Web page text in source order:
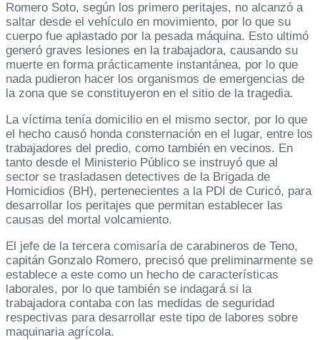
Romero Soto, según los primero peritajes, no alcanzó a
saltar desde el vehículo en movimiento, por lo que su
cuerpo fue aplastado por la pesada máquina. Esto ultimó
generó graves lesiones en la trabajadora, causando su
muerte en forma prácticamente instantánea, por lo que
nada pudieron hacer los organismos de emergencias de
la zona que se constituyeron en el sitio de la tragedia.
La víctima tenía domicilio en el mismo sector, por lo que
el hecho causó honda consternación en el lugar, entre los
trabajadores del predio, como también en vecinos. En
tanto desde el Ministerio Público se instruyó que al
sector se trasladasen detectives de la Brigada de
Homicidios (BH), pertenecientes a la PDI de Curicó, para
desarrollar los peritajes que permitan establecer las
causas del mortal volcamiento.
El jefe de la tercera comisaría de carabineros de Teno,
capitán Gonzalo Romero, precisó que preliminarmente se
establece a este como un hecho de características
laborales, por lo que también se indagará si la
trabajadora contaba con las medidas de seguridad
respectivas para desarrollar este tipo de labores sobre
maquinaria agrícola.